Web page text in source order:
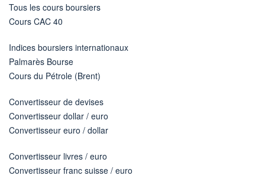
Tous les cours boursiers
Cours CAC 40
Indices boursiers internationaux
Palmarès Bourse
Cours du Pétrole (Brent)
Convertisseur de devises
Convertisseur dollar / euro
Convertisseur euro / dollar
Convertisseur livres / euro
Convertisseur franc suisse / euro